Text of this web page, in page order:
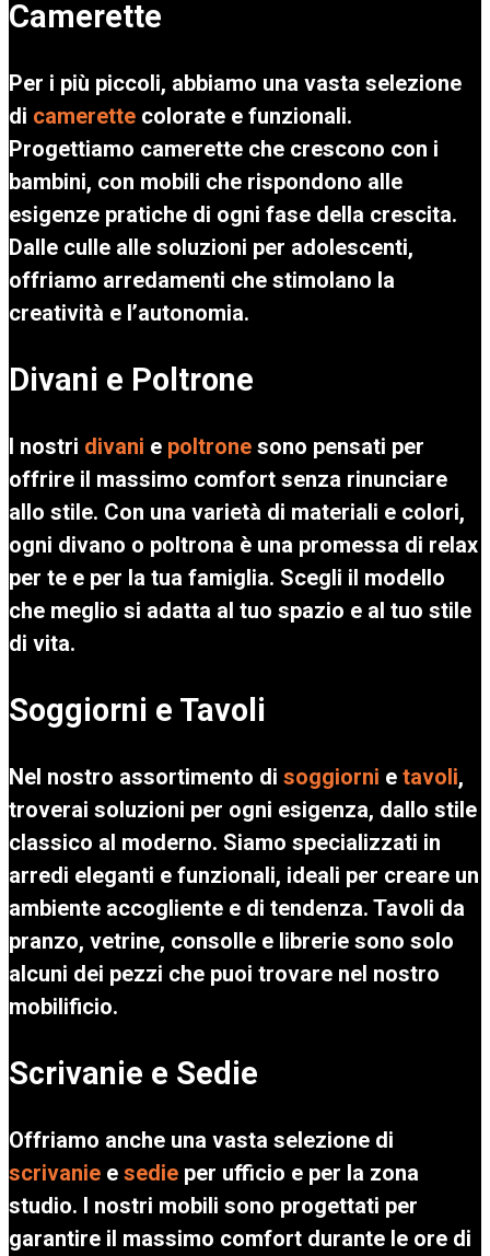
Camerette
Per i più piccoli, abbiamo una vasta selezione
di camerette colorate e funzionali.
Progettiamo camerette che crescono con i
bambini, con mobili che rispondono alle
esigenze pratiche di ogni fase della crescita.
Dalle culle alle soluzioni per adolescenti,
offriamo arredamenti che stimolano la
creatività e l’autonomia.
Divani e Poltrone
I nostri divani e poltrone sono pensati per
offrire il massimo comfort senza rinunciare
allo stile. Con una varietà di materiali e colori,
ogni divano o poltrona è una promessa di relax
per te e per la tua famiglia. Scegli il modello
che meglio si adatta al tuo spazio e al tuo stile
di vita.
Soggiorni e Tavoli
Nel nostro assortimento di soggiorni e tavoli,
troverai soluzioni per ogni esigenza, dallo stile
classico al moderno. Siamo specializzati in
arredi eleganti e funzionali, ideali per creare un
ambiente accogliente e di tendenza. Tavoli da
pranzo, vetrine, consolle e librerie sono solo
alcuni dei pezzi che puoi trovare nel nostro
mobilificio.
Scrivanie e Sedie
Offriamo anche una vasta selezione di
scrivanie e sedie per ufficio e per la zona
studio. I nostri mobili sono progettati per
garantire il massimo comfort durante le ore di